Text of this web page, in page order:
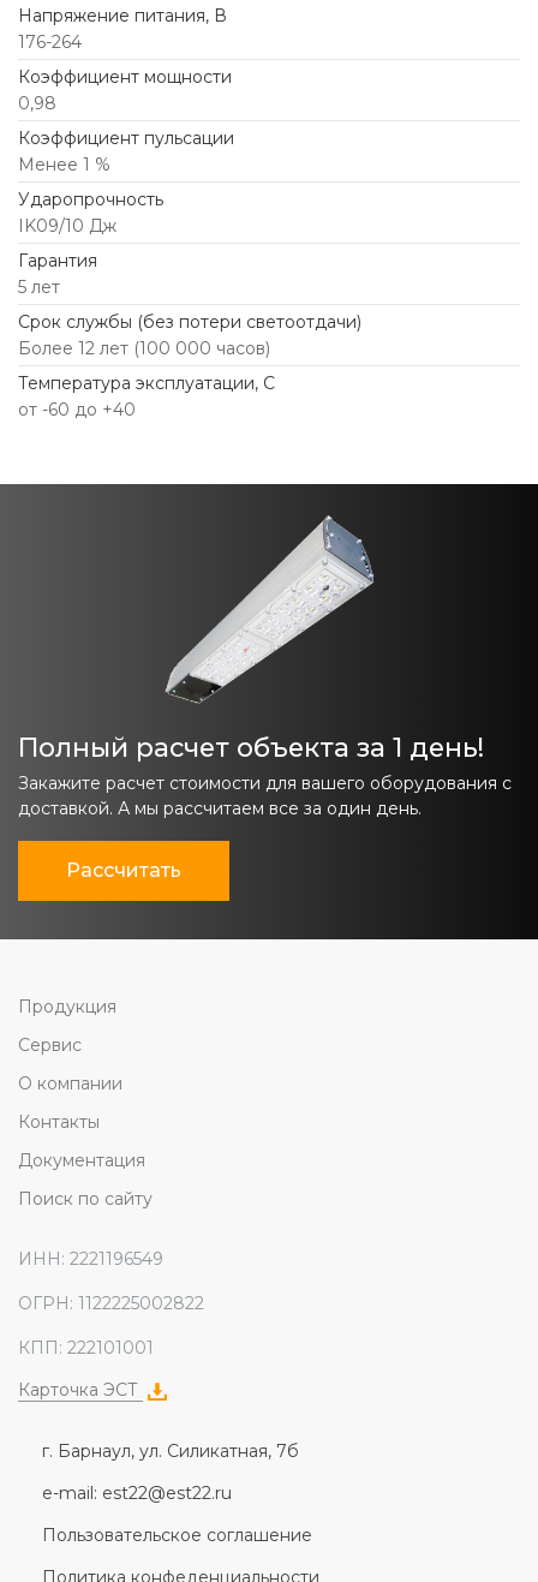
Напряжение питания, В
176-264
Коэффициент мощности
0,98
Коэффициент пульсации
Менее 1 %
Ударопрочность
IK09/10 Дж
Гарантия
5 лет
Срок службы (без потери светоотдачи)
Более 12 лет (100 000 часов)
Температура эксплуатации, С
от -60 до +40
Полный расчет объекта за 1 день!
Закажите расчет стоимости для вашего оборудования с
доставкой. А мы рассчитаем все за один день.
Рассчитать
Продукция
Сервис
О компании
Контакты
Документация
Поиск по сайту
ИНН: 2221196549
ОГРН: 1122225002822
КПП: 222101001
Карточка ЭСТ
г. Барнаул, ул. Силикатная, 7б
e-mail: est22@est22.ru
Пользовательское соглашение
Политика конфеденциальности